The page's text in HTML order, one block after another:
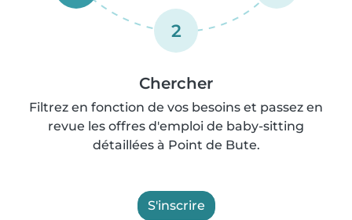
2
Chercher
Filtrez en fonction de vos besoins et passez en
revue les offres d'emploi de baby-sitting
détaillées à Point de Bute.
S'inscrire